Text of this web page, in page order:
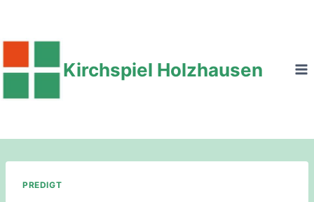
springen
Kirchspiel Holzhausen
PREDIGT